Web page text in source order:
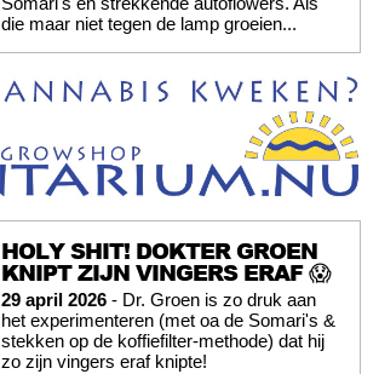
die maar niet tegen de lamp groeien...
HOLY SHIT! DOKTER GROEN
KNIPT ZIJN VINGERS ERAF 😱
29 april 2026 - Dr. Groen is zo druk aan
het experimenteren (met oa de Somari's &
stekken op de koffiefilter-methode) dat hij
zo zijn vingers eraf knipte!